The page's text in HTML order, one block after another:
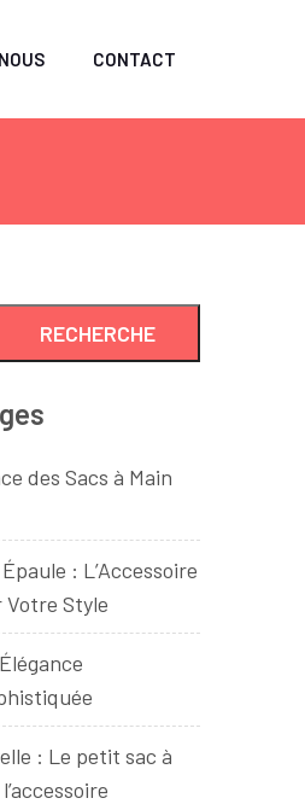
CONTACT
RECHERCHE
des Sacs à Main
: L’Accessoire
Votre Style
: Le petit sac à